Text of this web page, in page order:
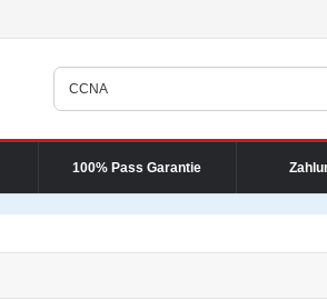
100% Pass Garantie